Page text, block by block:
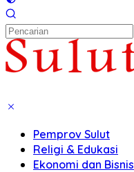
Pemprov Sulut
Religi & Edukasi
Ekonomi dan Bisnis